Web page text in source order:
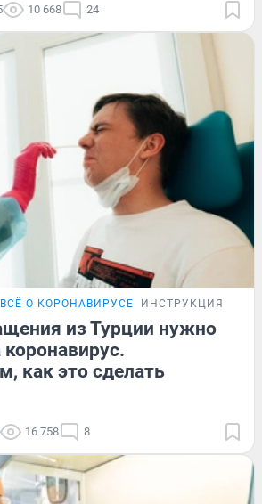
10 668 24
ВСЁ О КОРОНАВИРУСЕ ИНСТРУКЦИЯ
из Турции нужно
коронавирус.
как это сделать
16 758 8